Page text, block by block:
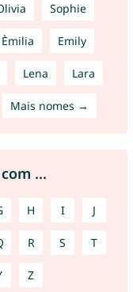
Sophie
Èmilia Emily
Lena Lara
Mais nomes →
...
H I J
R S T
Z